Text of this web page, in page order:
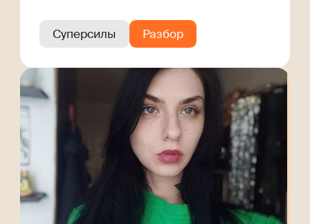
Суперсилы Разбор